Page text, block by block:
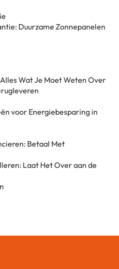
Duurzame Zonnepanelen
Wat Je Moet Weten Over
voor Energiebesparing in
Betaal Met
Laat Het Over aan de